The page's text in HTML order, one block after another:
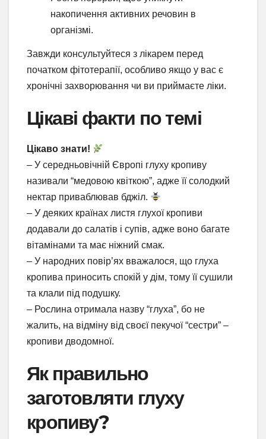
накопичення активних речовин в
організмі.
Завжди консультуйтеся з лікарем перед
початком фітотерапії, особливо якщо у вас є
хронічні захворювання чи ви приймаєте ліки.
Цікаві факти по темі
Цікаво знати!
– У середньовічній Європі глуху кропиву
називали “медовою квіткою”, адже її солодкий
нектар приваблював бджіл.
– У деяких країнах листя глухої кропиви
додавали до салатів і супів, адже воно багате
вітамінами та має ніжний смак.
– У народних повір’ях вважалося, що глуха
кропива приносить спокій у дім, тому її сушили
та клали під подушку.
– Рослина отримала назву “глуха”, бо не
жалить, на відміну від своєї пекучої “сестри” –
кропиви дводомної.
Як правильно
заготовляти глуху
кропиву?